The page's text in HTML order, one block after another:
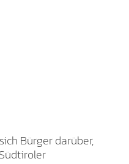
Bürger darüber,